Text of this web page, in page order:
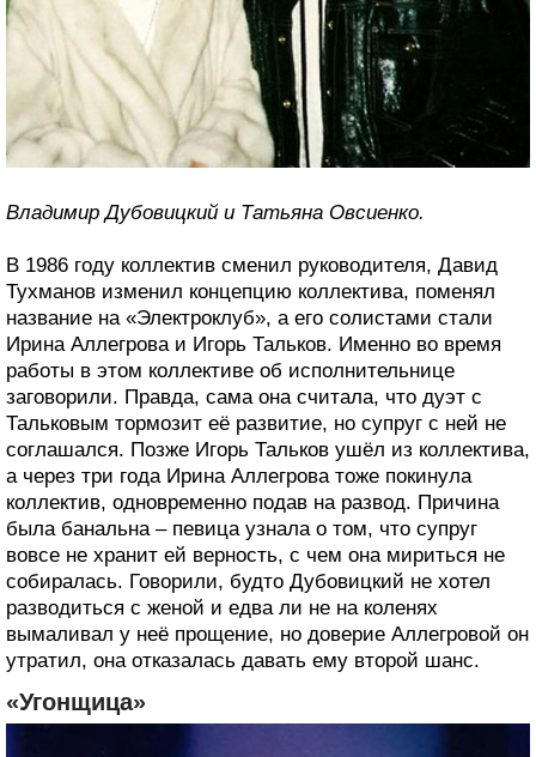
Владимир Дубовицкий и Татьяна Овсиенко.
В 1986 году коллектив сменил руководителя, Давид
Тухманов изменил концепцию коллектива, поменял
название на «Электроклуб», а его солистами стали
Ирина Аллегрова и Игорь Тальков. Именно во время
работы в этом коллективе об исполнительнице
заговорили. Правда, сама она считала, что дуэт с
Тальковым тормозит её развитие, но супруг с ней не
соглашался. Позже Игорь Тальков ушёл из коллектива,
а через три года Ирина Аллегрова тоже покинула
коллектив, одновременно подав на развод. Причина
была банальна – певица узнала о том, что супруг
вовсе не хранит ей верность, с чем она мириться не
собиралась. Говорили, будто Дубовицкий не хотел
разводиться с женой и едва ли не на коленях
вымаливал у неё прощение, но доверие Аллегровой он
утратил, она отказалась давать ему второй шанс.
«Угонщица»